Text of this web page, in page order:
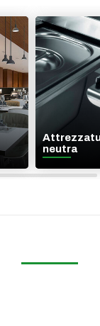
neutra